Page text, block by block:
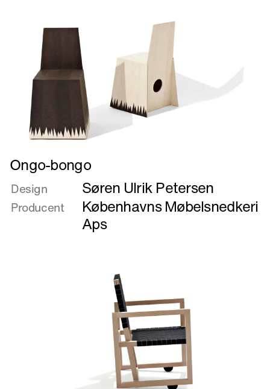
Læs
mere
om
Ongo-
bongo
Ongo-bongo
Design Søren Ulrik Petersen
Producent
Københavns Møbelsnedkeri
Aps